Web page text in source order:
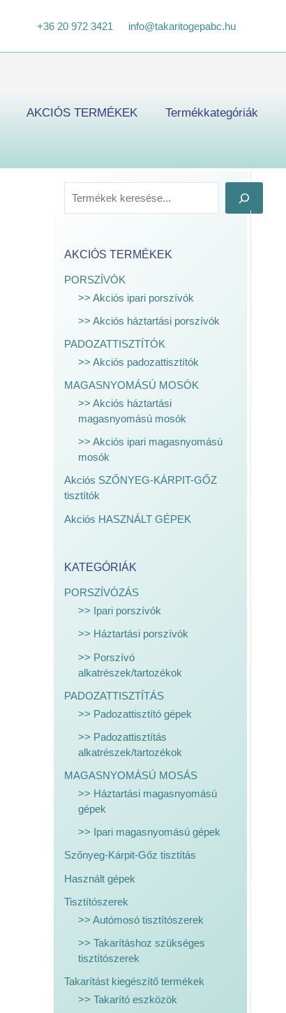
+36 20 972 3421 info@takaritogepabc.hu
AKCIÓS TERMÉKEK Termékkategóriák
e
r
é
AKCIÓS TERMÉKEK
PORSZÍVÓK
>> Akciós ipari porszívók
>> Akciós háztartási porszívók
PADOZATTISZTÍTÓK
>> Akciós padozattisztítók
MAGASNYOMÁSÚ MOSÓK
>> Akciós háztartási
magasnyomású mosók
>> Akciós ipari magasnyomású
mosók
Akciós SZŐNYEG-KÁRPIT-GŐZ
tisztítók
Akciós HASZNÁLT GÉPEK
KATEGÓRIÁK
PORSZÍVÓZÁS
>> Ipari porszívók
>> Háztartási porszívók
>> Porszívó
alkatrészek/tartozékok
PADOZATTISZTÍTÁS
>> Padozattisztító gépek
>> Padozattisztítás
alkatrészek/tartozékok
MAGASNYOMÁSÚ MOSÁS
>> Háztartási magasnyomású
gépek
>> Ipari magasnyomású gépek
Szőnyeg-Kárpit-Gőz tisztítás
Használt gépek
Tisztítószerek
>> Autómosó tisztítószerek
>> Takarításhoz szükséges
tisztítószerek
Takarítást kiegészítő termékek
>> Takarító eszközök